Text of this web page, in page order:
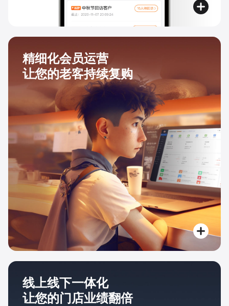
精细化会员运营
让您的老客持续复购
线上线下一体化
让您的门店业绩翻倍